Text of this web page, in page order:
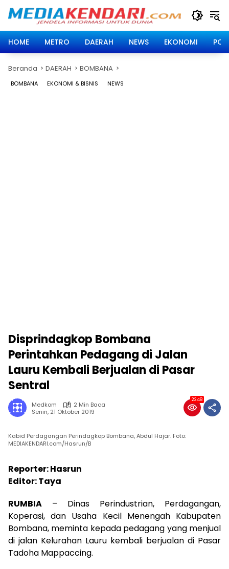
HOME
METRO DAERAH NEWS EKONOMI
Beranda DAERAH BOMBANA
BOMBANA EKONOMI & BISNIS NEWS
Disprindagkop Bombana
Perintahkan Pedagang di Jalan
Lauru Kembali Berjualan di Pasar
Sentral
Medkom
2 Min Baca
Senin, 21 Oktober 2019
2248
Kabid Perdagangan Perindagkop Bombana, Abdul Hajar. Foto:
MEDIAKENDARI.com/Hasrun/B
Reporter: Hasrun
Editor: Taya
RUMBIA – Dinas Perindustrian, Perdagangan,
Koperasi, dan Usaha Kecil Menengah Kabupaten
Bombana, meminta kepada pedagang yang menjual
di jalan Kelurahan Lauru kembali berjualan di Pasar
Tadoha Mappaccing.